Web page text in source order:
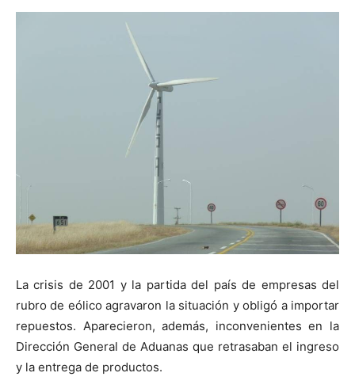
La crisis de 2001 y la partida del país de empresas del
rubro de eólico agravaron la situación y obligó a importar
repuestos. Aparecieron, además, inconvenientes en la
Dirección General de Aduanas que retrasaban el ingreso
y la entrega de productos.